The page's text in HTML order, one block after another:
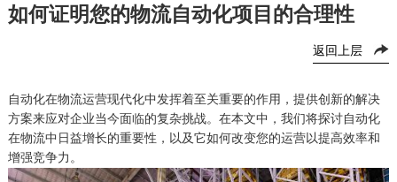
讯
方
系
式
如何证明您的物流自动化项目的合理性
返回上层
自动化在物流运营现代化中发挥着至关重要的作用，提供创新的解决
方案来应对企业当今面临的复杂挑战。在本文中，我们将探讨自动化
在物流中日益增长的重要性，以及它如何改变您的运营以提高效率和
增强竞争力。